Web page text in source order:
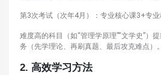
第3次考试（次年4月）：专业核心课3+专业
难度高的科目（如“管理学原理”“文学史”）
务（先学理论、再刷真题、最后攻克难点）。
2. 高效学习方法